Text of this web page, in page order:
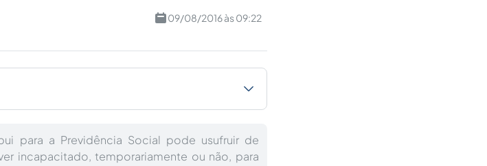
09/08/2016 às 09:22
para a Previdência Social pode usufruir de
incapacitado, temporariamente ou não, para